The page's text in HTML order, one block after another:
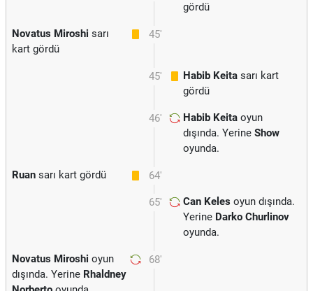
gördü
45'
Novatus Miroshi sarı
kart gördü
45' Habib Keita sarı kart
gördü
46' Habib Keita oyun
dışında. Yerine Show
oyunda.
64'
Ruan sarı kart gördü
65' Can Keles oyun dışında.
Yerine Darko Churlinov
oyunda.
68'
Novatus Miroshi oyun
dışında. Yerine Rhaldney